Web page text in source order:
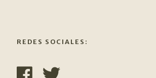
REDES SOCIALES: